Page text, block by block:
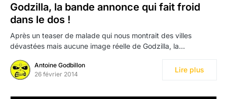
Godzilla, la bande annonce qui fait froid
dans le dos !
Après un teaser de malade qui nous montrait des villes
dévastées mais aucune image réelle de Godzilla, la…
Antoine Godbillon
26 février 2014
Lire plus